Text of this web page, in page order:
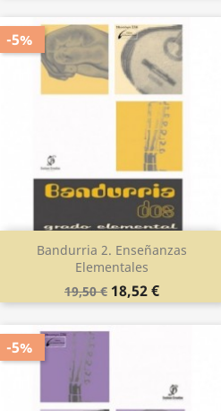
Bandurria 2. Enseñanzas
Elementales
19,50 € 18,52 €
-5%
-5%